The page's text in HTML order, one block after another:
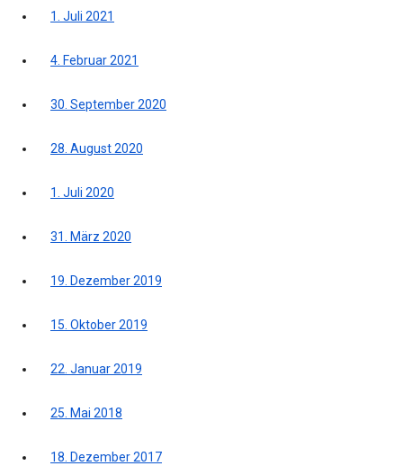
1. Juli 2021
4. Februar 2021
30. September 2020
28. August 2020
1. Juli 2020
31. März 2020
19. Dezember 2019
15. Oktober 2019
22. Januar 2019
25. Mai 2018
18. Dezember 2017